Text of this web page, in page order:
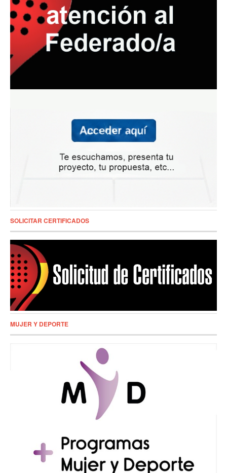
SOLICITAR CERTIFICADOS
MUJER Y DEPORTE